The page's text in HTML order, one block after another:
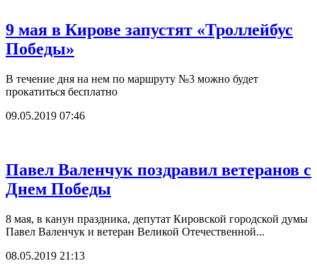
9 мая в Кирове запустят «Троллейбус
Победы»
В течение дня на нем по маршруту №3 можно будет
прокатиться бесплатно
09.05.2019 07:46
Павел Валенчук поздравил ветеранов с
Днем Победы
8 мая, в канун праздника, депутат Кировской городской думы
Павел Валенчук и ветеран Великой Отечественной...
08.05.2019 21:13